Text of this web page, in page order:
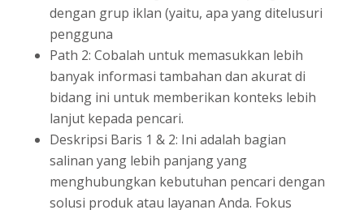
dengan grup iklan (yaitu, apa yang ditelusuri
pengguna
Path 2: Cobalah untuk memasukkan lebih
banyak informasi tambahan dan akurat di
bidang ini untuk memberikan konteks lebih
lanjut kepada pencari.
Deskripsi Baris 1 & 2: Ini adalah bagian
salinan yang lebih panjang yang
menghubungkan kebutuhan pencari dengan
solusi produk atau layanan Anda. Fokus